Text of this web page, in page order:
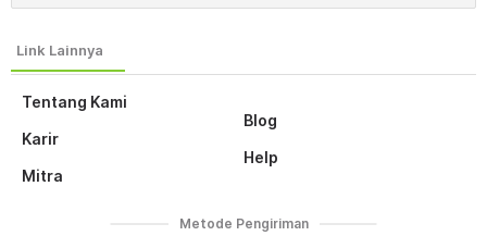
Tentang Kami
Karir
Mitra
Blog
Help
Metode Pengiriman